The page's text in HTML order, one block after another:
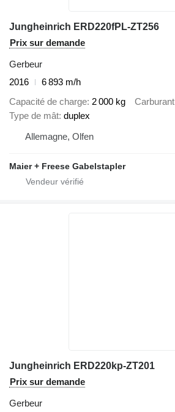
Jungheinrich ERD220fPL-ZT256
Prix sur demande
Gerbeur
2016
6 893 m/h
Capacité de charge 2 000 kg Carburant
Type de mât duplex
Allemagne, Olfen
Maier + Freese Gabelstapler
Jungheinrich ERD220kp-ZT201
Prix sur demande
Gerbeur